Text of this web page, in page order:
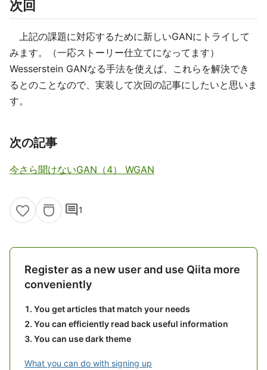
次回
上記の課題に対応するために新しいGANにトライして
みます。（一応ストーリー仕立てになってます）
Wesserstein GANなる手法を使えば、これらを解決でき
るとのことなので、実装して次回の記事にしたいと思いま
す。
次の記事
今さら聞けないGAN（4） WGAN
comment1
Register as a new user and use Qiita more
conveniently
You get articles that match your needs
You can efficiently read back useful information
You can use dark theme
What you can do with signing up